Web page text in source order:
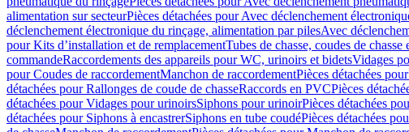
alimentation sur secteurPièces détachées pour Avec déclenchement
déclenchement électronique du rinçage, alimentation par pilesAvec
pour Kits d’installation et de remplacementTubes de chasse, coudes de chasse
commandeRaccordements des appareils pour WC, urinoirs et bidetsVidages
pour Coudes de raccordementManchon de raccordementPièces détachées
détachées pour Rallonges de coude de chasseRaccords en PVCPièces
détachées pour Vidages pour urinoirsSiphons pour urinoirPièces détachées
détachées pour Siphons à encastrerSiphons en tube coudéPièces détachées